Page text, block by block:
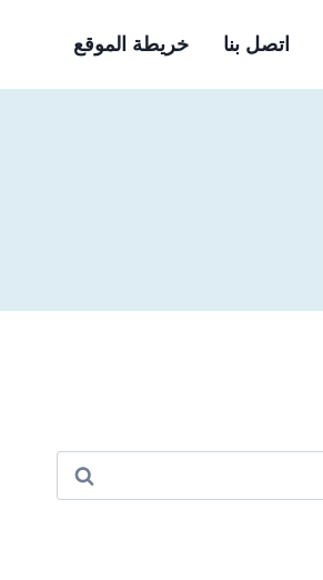
اتصل بنا خريطة الموقع